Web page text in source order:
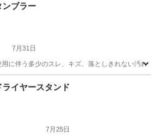
ブラー
7月31日
に伴う多少のスレ、キズ、落としきれない汚
ンブラー
イヤースタンド
7月25日